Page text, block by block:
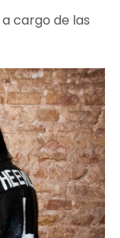
a cargo de las